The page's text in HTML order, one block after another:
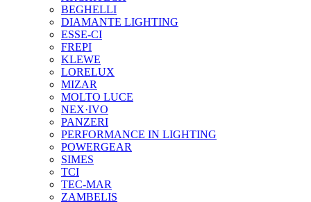
BEGHELLI
DIAMANTE LIGHTING
ESSE-CI
FREPI
KLEWE
LORELUX
MIZAR
MOLTO LUCE
NEX·IVO
PANZERI
PERFORMANCE IN LIGHTING
POWERGEAR
SIMES
TCI
TEC-MAR
ZAMBELIS